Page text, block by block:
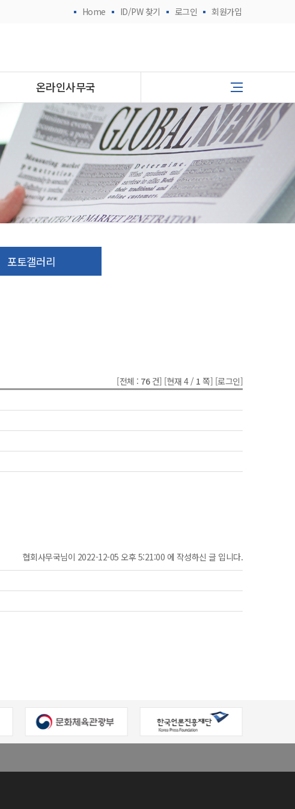
Home ID/PW 찾기 로그인 회원가입
온라인사무국
포토갤러리
[전체 : 76건] [현재 4 / 1 쪽] [로그인]
협회사무국님이 2022-12-05 오후 5:21:00 에 작성하신 글 입니다.